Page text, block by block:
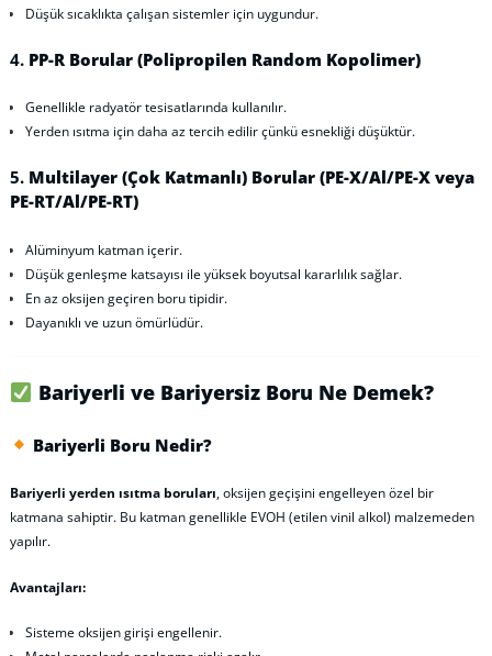
Düşük sıcaklıkta çalışan sistemler için uygundur.
4. PP-R Borular (Polipropilen Random Kopolimer)
Genellikle radyatör tesisatlarında kullanılır.
Yerden ısıtma için daha az tercih edilir çünkü esnekliği düşüktür.
5. Multilayer (Çok Katmanlı) Borular (PE-X/Al/PE-X veya
PE-RT/Al/PE-RT)
Alüminyum katman içerir.
Düşük genleşme katsayısı ile yüksek boyutsal kararlılık sağlar.
En az oksijen geçiren boru tipidir.
Dayanıklı ve uzun ömürlüdür.
Bariyerli ve Bariyersiz Boru Ne Demek?
Bariyerli Boru Nedir?
Bariyerli yerden ısıtma boruları, oksijen geçişini engelleyen özel bir
katmana sahiptir. Bu katman genellikle EVOH (etilen vinil alkol) malzemeden
yapılır.
Avantajları:
Sisteme oksijen girişi engellenir.